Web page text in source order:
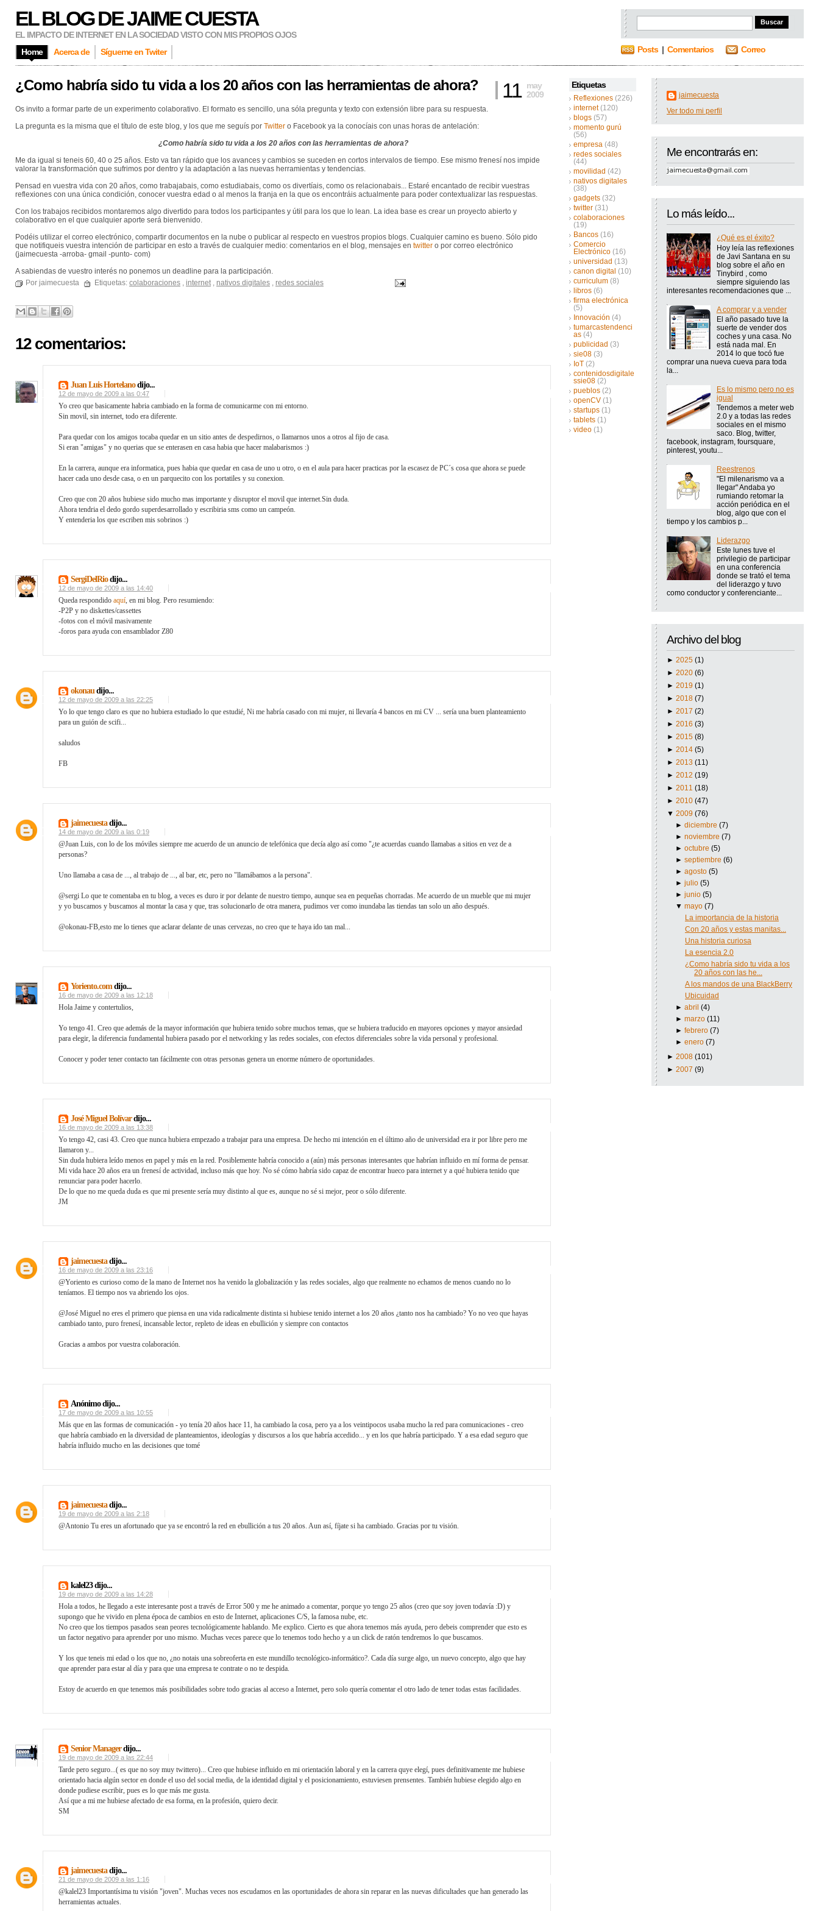
EL BLOG DE JAIME CUESTA
EL IMPACTO DE INTERNET EN LA SOCIEDAD VISTO CON MIS PROPIOS OJOS
Home
Acerca de Sígueme en Twiter Posts| Comentarios Correo
Etiquetas
Reflexiones (226)
internet (120)
blogs (57)
momento gurú
(56)
empresa (48)
redes sociales
(44)
movilidad (42)
nativos digitales
(38)
gadgets (32)
twitter (31)
colaboraciones
(19)
Bancos (16)
Comercio
Electrónico (16)
universidad (13)
canon digital (10)
curriculum (8)
libros (6)
firma electrónica
(5)
Innovación (4)
tumarcastendenci
as (4)
publicidad (3)
sie08 (3)
IoT (2)
contenidosdigitale
ssie08 (2)
pueblos (2)
openCV (1)
startups (1)
tablets (1)
video (1)
jaimecuesta
Ver todo mi perfil
Me encontrarás en:
Lo más leído...
¿Qué es el éxito?
Hoy leía las reflexiones
de Javi Santana en su
blog sobre el año en
Tinybird , como
siempre siguiendo las
interesantes recomendaciones que ...
A comprar y a vender
El año pasado tuve la
suerte de vender dos
coches y una casa. No
está nada mal. En
2014 lo que tocó fue
comprar una nueva cueva para toda
la...
Es lo mismo pero no es
igual
Tendemos a meter web
2.0 y a todas las redes
sociales en el mismo
saco. Blog, twitter,
facebook, instagram, foursquare,
pinterest, youtu...
Reestrenos
"El milenarismo va a
llegar" Andaba yo
rumiando retomar la
acción periódica en el
blog, algo que con el
tiempo y los cambios p...
Liderazgo
Este lunes tuve el
privilegio de participar
en una conferencia
donde se trató el tema
del liderazgo y tuvo
como conductor y conferenciante...
Archivo del blog
► 2025 (1)
► 2020 (6)
► 2019 (1)
► 2018 (7)
► 2017 (2)
► 2016 (3)
► 2015 (8)
► 2014 (5)
► 2013 (11)
► 2012 (19)
► 2011 (18)
► 2010 (47)
▼ 2009 (76)
►diciembre(7)
►noviembre(7)
►octubre(5)
►septiembre(6)
►agosto(5)
►julio(5)
►junio(5)
▼mayo(7)
La importancia de la historia
Con 20 años y estas manitas...
Una historia curiosa
La esencia 2.0
¿Como habría sido tu vida a los
20 años con las he...
A los mandos de una BlackBerry
Ubicuidad
►abril(4)
►marzo(11)
►febrero(7)
►enero(7)
► 2008 (101)
► 2007 (9)
¿Como habría sido tu vida a los 20 años con las herramientas de ahora? 11 may
2009
Os invito a formar parte de un experimento colaborativo. El formato es sencillo, una sóla pregunta y texto con extensión libre para su respuesta.
La pregunta es la misma que el título de este blog, y los que me seguís por Twitter o Facebook ya la conocíais con unas horas de antelación:
¿Como habría sido tu vida a los 20 años con las herramientas de ahora?
Me da igual si teneis 60, 40 o 25 años. Esto va tan rápido que los avances y cambios se suceden en cortos intervalos de tiempo. Ese mismo frenesí nos impide
valorar la transformación que sufrimos por dentro y la adaptación a las nuevas herramientas y tendencias.
Pensad en vuestra vida con 20 años, como trabajabais, como estudiabais, como os divertíais, como os relacionabais... Estaré encantado de recibir vuestras
reflexiones con una única condición, conocer vuestra edad o al menos la franja en la que os encontráis actualmente para poder contextualizar las respuestas.
Con los trabajos recibidos montaremos algo divertido para todos los participantes y útil para los que lo lean. La idea base es crear un proyecto abierto y
colaborativo en el que cualquier aporte será bienvenido.
Podéis utilizar el correo electrónico, compartir documentos en la nube o publicar al respecto en vuestros propios blogs. Cualquier camino es bueno. Sólo pido
que notifiqueis vuestra intención de participar en esto a través de cualquier medio: comentarios en el blog, mensajes en twitter o por correo electrónico
(jaimecuesta -arroba- gmail -punto- com)
A sabiendas de vuestro interés no ponemos un deadline para la participación.
Por jaimecuesta
Etiquetas: colaboraciones , internet , nativos digitales , redes sociales
12 comentarios:
Juan Luis Hortelanodijo...
12 de mayo de 2009 a las 0:47
Yo creo que basicamente habria cambiado en la forma de comunicarme con mi entorno.
Sin movil, sin internet, todo era diferente.
Para quedar con los amigos tocaba quedar en un sitio antes de despedirnos, o llamarnos unos a otros al fijo de casa.
Si eran "amigas" y no querias que se enterasen en casa habia que hacer malabarismos :)
En la carrera, aunque era informatica, pues habia que quedar en casa de uno u otro, o en el aula para hacer practicas por la escasez de PC´s cosa que ahora se puede
hacer cada uno desde casa, o en un parquecito con los portatiles y su conexion.
Creo que con 20 años hubiese sido mucho mas importante y disruptor el movil que internet.Sin duda.
Ahora tendria el dedo gordo superdesarrollado y escribiria sms como un campeón.
Y entenderia los que escriben mis sobrinos :)
SergiDelRiodijo...
12 de mayo de 2009 a las 14:40
Queda respondido aquí, en mi blog. Pero resumiendo:
-P2P y no diskettes/cassettes
-fotos con el móvil masivamente
-foros para ayuda con ensamblador Z80
okonaudijo...
12 de mayo de 2009 a las 22:25
Yo lo que tengo claro es que no hubiera estudiado lo que estudié, Ni me habría casado con mi mujer, ni llevaría 4 bancos en mi CV ... sería una buen planteamiento
para un guión de scifi...
saludos
FB
jaimecuestadijo...
14 de mayo de 2009 a las 0:19
@Juan Luis, con lo de los móviles siempre me acuerdo de un anuncio de telefónica que decía algo así como "¿te acuerdas cuando llamabas a sitios en vez de a
personas?
Uno llamaba a casa de ..., al trabajo de ..., al bar, etc, pero no "llamábamos a la persona".
@sergi Lo que te comentaba en tu blog, a veces es duro ir por delante de nuestro tiempo, aunque sea en pequeñas chorradas. Me acuerdo de un mueble que mi mujer
y yo buscamos y buscamos al montar la casa y que, tras solucionarlo de otra manera, pudimos ver como inundaba las tiendas tan solo un año después.
@okonau-FB,esto me lo tienes que aclarar delante de unas cervezas, no creo que te haya ido tan mal...
Yoriento.comdijo...
16 de mayo de 2009 a las 12:18
Hola Jaime y contertulios,
Yo tengo 41. Creo que además de la mayor información que hubiera tenido sobre muchos temas, que se hubiera traducido en mayores opciones y mayor ansiedad
para elegir, la diferencia fundamental hubiera pasado por el networking y las redes sociales, con efectos diferenciales sobre la vida personal y profesional.
Conocer y poder tener contacto tan fácilmente con otras personas genera un enorme número de oportunidades.
José Miguel Bolívardijo...
16 de mayo de 2009 a las 13:38
Yo tengo 42, casi 43. Creo que nunca hubiera empezado a trabajar para una empresa. De hecho mi intención en el último año de universidad era ir por libre pero me
llamaron y...
Sin duda hubiera leído menos en papel y más en la red. Posiblemente habría conocido a (aún) más personas interesantes que habrían influido en mí forma de pensar.
Mi vida hace 20 años era un frenesí de actividad, incluso más que hoy. No sé cómo habría sido capaz de encontrar hueco para internet y a qué hubiera tenido que
renunciar para poder hacerlo.
De lo que no me queda duda es que mi presente sería muy distinto al que es, aunque no sé si mejor, peor o sólo diferente.
JM
jaimecuestadijo...
16 de mayo de 2009 a las 23:16
@Yoriento es curioso como de la mano de Internet nos ha venido la globalización y las redes sociales, algo que realmente no echamos de menos cuando no lo
teníamos. El tiempo nos va abriendo los ojos.
@José Miguel no eres el primero que piensa en una vida radicalmente distinta si hubiese tenido internet a los 20 años ¿tanto nos ha cambiado? Yo no veo que hayas
cambiado tanto, puro frenesí, incansable lector, repleto de ideas en ebullición y siempre con contactos
Gracias a ambos por vuestra colaboración.
Anónimo dijo...
17 de mayo de 2009 a las 10:55
Más que en las formas de comunicación - yo tenía 20 años hace 11, ha cambiado la cosa, pero ya a los veintipocos usaba mucho la red para comunicaciones - creo
que habría cambiado en la diversidad de planteamientos, ideologías y discursos a los que habría accedido... y en los que habría participado. Y a esa edad seguro que
habría influido mucho en las decisiones que tomé
jaimecuestadijo...
19 de mayo de 2009 a las 2:18
@Antonio Tu eres un afortunado que ya se encontró la red en ebullición a tus 20 años. Aun así, fíjate si ha cambiado. Gracias por tu visión.
kalel23 dijo...
19 de mayo de 2009 a las 14:28
Hola a todos, he llegado a este interesante post a través de Error 500 y me he animado a comentar, porque yo tengo 25 años (creo que soy joven todavía :D) y
supongo que he vivido en plena época de cambios en esto de Internet, aplicaciones C/S, la famosa nube, etc.
No creo que los tiempos pasados sean peores tecnológicamente hablando. Me explico. Cierto es que ahora tenemos más ayuda, pero debeis comprender que esto es
un factor negativo para aprender por uno mismo. Muchas veces parece que lo tenemos todo hecho y a un click de ratón tendremos lo que buscamos.
Y los que teneis mi edad o los que no, ¿no notais una sobreoferta en este mundillo tecnológico-informático?. Cada día surge algo, un nuevo concepto, algo que hay
que aprender para estar al día y para que una empresa te contrate o no te despida.
Estoy de acuerdo en que tenemos más posibilidades sobre todo gracias al acceso a Internet, pero solo quería comentar el otro lado de tener todas estas facilidades.
Senior Managerdijo...
19 de mayo de 2009 a las 22:44
Tarde pero seguro...( es que no soy muy twittero)... Creo que hubiese influido en mi orientación laboral y en la carrera quye elegí, pues definitivamente me hubiese
orientado hacia algún sector en donde el uso del social media, de la identidad digital y el posicionamiento, estuviesen prensentes. También hubiese elegido algo en
donde pudiese escribir, pues es lo que más me gusta.
Así que a mi me hubiese afectado de esa forma, en la profesión, quiero decir.
SM
jaimecuestadijo...
21 de mayo de 2009 a las 1:16
@kalel23 Importantísima tu visión "joven". Muchas veces nos escudamos en las oportunidades de ahora sin reparar en las nuevas dificultades que han generado las
herramientas actuales.